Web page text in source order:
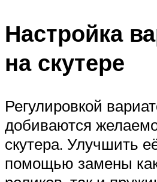
Настройка
на скутере
Регулировкой
добиваются
скутера. Улучшить
помощью замены